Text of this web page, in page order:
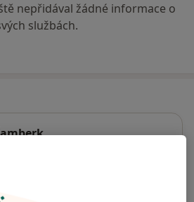
nepřidával žádné informace o
službách.
837,
Přiblížit mapu